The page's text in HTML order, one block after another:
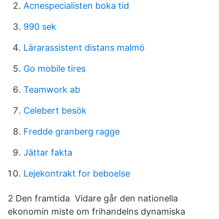
Acnespecialisten boka tid
990 sek
Lärarassistent distans malmö
Go mobile tires
Teamwork ab
Celebert besök
Fredde granberg ragge
Jättar fakta
Lejekontrakt for beboelse
2 Den framtida Vidare går den nationella
ekonomin miste om frihandelns dynamiska